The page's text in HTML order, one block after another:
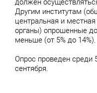
должен
Другим институтам
центральная и
органы) опрошенные
меньше (от 5% до 14%).
Опрос проведен среди
сентября.